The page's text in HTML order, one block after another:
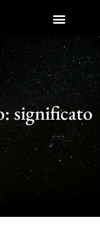
significato